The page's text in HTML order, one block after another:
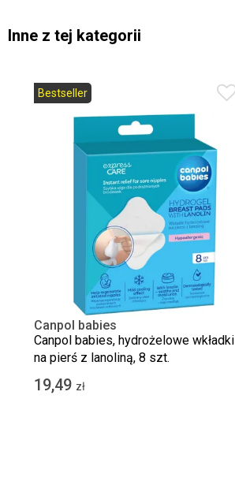
Inne z tej kategorii
Bestseller
Canpol babies
Canpol babies, hydrożelowe wkładki
na pierś z lanoliną, 8 szt.
19,49 zł